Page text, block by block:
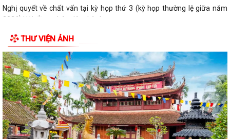
Nghị quyết về chất vấn tại kỳ họp thứ 3 (kỳ họp thường lệ giữa năm
2026) Hội đồng nhân dân thành...
Nghị quyết Về kết quả thực hiện kế hoạch phát triển kinh tế - xã hội 6
tháng đầu năm; nhiệm vụ,...
Nghị quyết về việc thông qua điều chỉnh, bổ sung danh mục các dự án,
công trình phải thu hồi đất...
Nghị quyết Sửa đổi, bổ sung bảng giá đất lần đầu trên địa bàn thành
phố tại Nghị quyết số...
Hưởng ứng Ngày Thế giới phòng, chống mua bán người và Ngày toàn
THƯ VIỆN ẢNH